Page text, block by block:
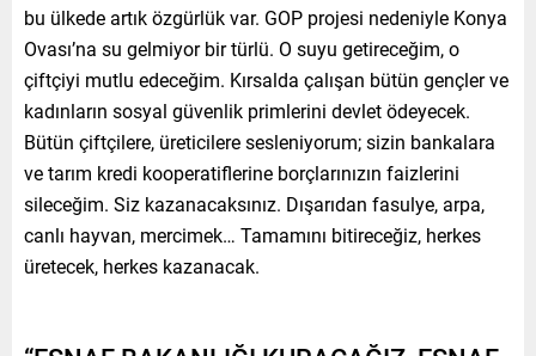
bu ülkede artık özgürlük var. GOP projesi nedeniyle Konya
Ovası’na su gelmiyor bir türlü. O suyu getireceğim, o
çiftçiyi mutlu edeceğim. Kırsalda çalışan bütün gençler ve
kadınların sosyal güvenlik primlerini devlet ödeyecek.
Bütün çiftçilere, üreticilere sesleniyorum; sizin bankalara
ve tarım kredi kooperatiflerine borçlarınızın faizlerini
sileceğim. Siz kazanacaksınız. Dışarıdan fasulye, arpa,
canlı hayvan, mercimek… Tamamını bitireceğiz, herkes
üretecek, herkes kazanacak.